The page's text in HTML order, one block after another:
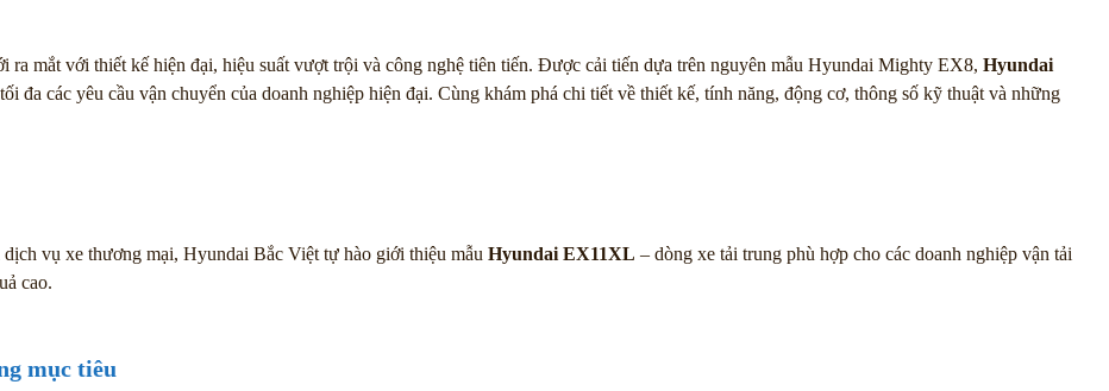
ra mắt với thiết kế hiện đại, hiệu suất vượt trội và công nghệ tiên tiến. Được cải tiến dựa trên nguyên mẫu Hyundai Mighty EX8, Hyundai
đa các yêu cầu vận chuyển của doanh nghiệp hiện đại. Cùng khám phá chi tiết về thiết kế, tính năng, động cơ, thông số kỹ thuật và những
vụ xe thương mại, Hyundai Bắc Việt tự hào giới thiệu mẫu Hyundai EX11XL – dòng xe tải trung phù hợp cho các doanh nghiệp vận tải
cao.
mục tiêu